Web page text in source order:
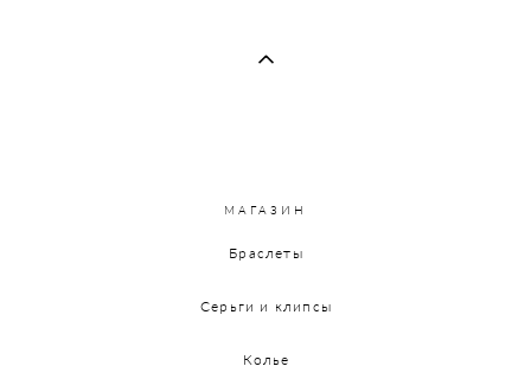
МАГАЗИН
Браслеты
Серьги и клипсы
Колье